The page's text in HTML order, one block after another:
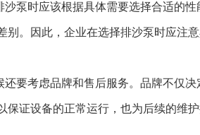
沙泵时应该根据具体需要选择合适的
别。因此，企业在选择排沙泵时应注
还要考虑品牌和售后服务。品牌不仅
保证设备的正常运行，也为后续的维护